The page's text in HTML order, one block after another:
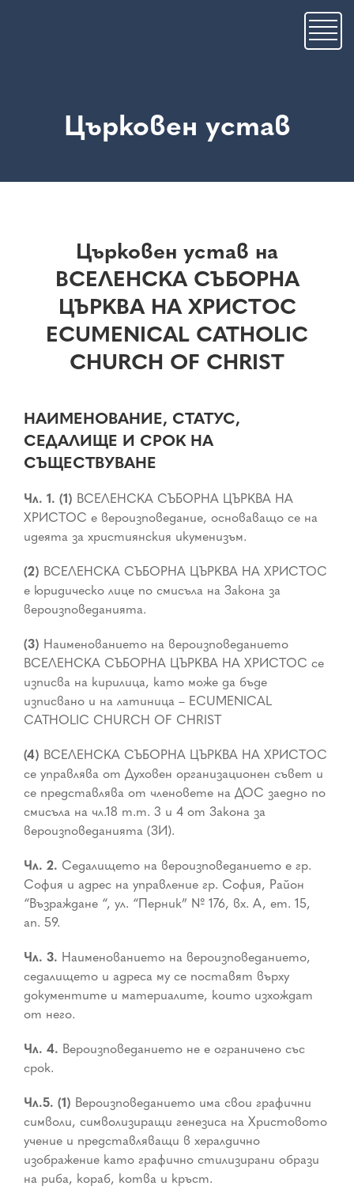
Църковен устав
Църковен устав на
ВСЕЛЕНСКА СЪБОРНА
ЦЪРКВА НА ХРИСТОС
ECUMENICAL CATHOLIC
CHURCH OF CHRIST
НАИМЕНОВАНИЕ, СТАТУС,
СЕДАЛИЩЕ И СРОК НА
СЪЩЕСТВУВАНЕ
Чл. 1. (1) ВСЕЛЕНСКА СЪБОРНА ЦЪРКВА НА
ХРИСТОС е вероизповедание, основаващо се на
идеята за християнския икуменизъм.
(2) ВСЕЛЕНСКА СЪБОРНА ЦЪРКВА НА ХРИСТОС
е юридическо лице по смисъла на Закона за
вероизповеданията.
(3) Наименованието на вероизповеданието
ВСЕЛЕНСКА СЪБОРНА ЦЪРКВА НА ХРИСТОС се
изписва на кирилица, като може да бъде
изписвано и на латиница – ECUMENICAL
CATHOLIC CHURCH OF CHRIST
(4) ВСЕЛЕНСКА СЪБОРНА ЦЪРКВА НА ХРИСТОС
се управлява от Духовен организационен съвет и
се представлява от членовете на ДОС заедно по
смисъла на чл.18 т.т. 3 и 4 от Закона за
вероизповеданията (ЗИ).
Чл. 2. Седалището на вероизповеданието е гр.
София и адрес на управление гр. София, Район
“Възраждане “, ул. “Перник” № 176, вх. А, ет. 15,
ап. 59.
Чл. 3. Наименованието на вероизповеданието,
седалището и адреса му се поставят върху
документите и материалите, които изхождат
от него.
Чл. 4. Вероизповеданието не е ограничено със
срок.
Чл.5. (1) Вероизповеданието има свои графични
символи, символизиращи генезиса на Христовото
учение и представляващи в хералдично
изображение като графично стилизирани образи
на риба, кораб, котва и кръст.